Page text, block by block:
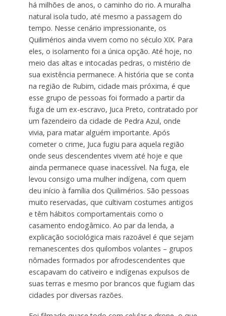
há milhões de anos, o caminho do rio. A muralha
natural isola tudo, até mesmo a passagem do
tempo. Nesse cenário impressionante, os
Quilimérios ainda vivem como no século XIX. Para
eles, o isolamento foi a única opção. Até hoje, no
meio das altas e intocadas pedras, o mistério de
sua existência permanece. A história que se conta
na região de Rubim, cidade mais próxima, é que
esse grupo de pessoas foi formado a partir da
fuga de um ex-escravo, Juca Preto, contratado por
um fazendeiro da cidade de Pedra Azul, onde
vivia, para matar alguém importante. Após
cometer o crime, Juca fugiu para aquela região
onde seus descendentes vivem até hoje e que
ainda permanece quase inacessível. Na fuga, ele
levou consigo uma mulher indígena, com quem
deu início à família dos Quilimérios. São pessoas
muito reservadas, que cultivam costumes antigos
e têm hábitos comportamentais como o
casamento endogâmico. Ao par da lenda, a
explicação sociológica mais razoável é que sejam
remanescentes dos quilombos volantes – grupos
nômades formados por afrodescendentes que
escapavam do cativeiro e indígenas expulsos de
suas terras e mesmo por brancos que fugiam das
cidades por diversas razões.